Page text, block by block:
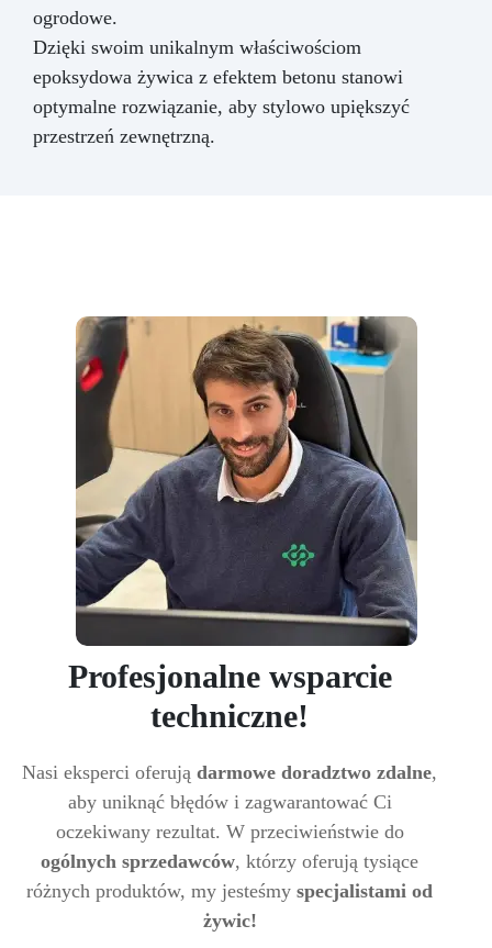
ogrodowe.
Dzięki swoim unikalnym właściwościom
epoksydowa żywica z efektem betonu stanowi
optymalne rozwiązanie, aby stylowo upiększyć
przestrzeń zewnętrzną.
Profesjonalne wsparcie
techniczne!
Nasi eksperci oferują darmowe doradztwo zdalne,
aby uniknąć błędów i zagwarantować Ci
oczekiwany rezultat. W przeciwieństwie do
ogólnych sprzedawców, którzy oferują tysiące
różnych produktów, my jesteśmy specjalistami od
żywic!